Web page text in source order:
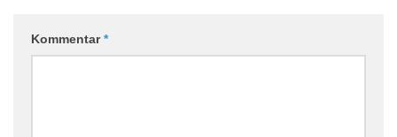
Kommentar*